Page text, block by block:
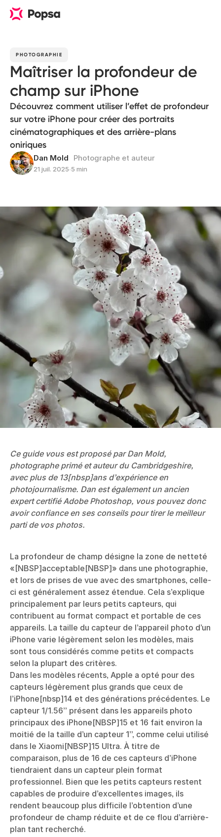
PHOTOGRAPHIE
Maîtriser la profondeur de
champ sur iPhone
Découvrez comment utiliser l’effet de profondeur
sur votre iPhone pour créer des portraits
cinématographiques et des arrière-plans
oniriques
Dan Mold Photographe et auteur
21 juil. 2025∙5 min
Ce guide vous est proposé par Dan Mold,
photographe primé et auteur du Cambridgeshire,
avec plus de 13[nbsp]ans d’expérience en
photojournalisme. Dan est également un ancien
expert certifié Adobe Photoshop, vous pouvez donc
avoir confiance en ses conseils pour tirer le meilleur
parti de vos photos.
La profondeur de champ désigne la zone de netteté
«[NBSP]acceptable[NBSP]» dans une photographie,
et lors de prises de vue avec des smartphones, celle-
ci est généralement assez étendue. Cela s’explique
principalement par leurs petits capteurs, qui
contribuent au format compact et portable de ces
appareils. La taille du capteur de l’appareil photo d’un
iPhone varie légèrement selon les modèles, mais
sont tous considérés comme petits et compacts
selon la plupart des critères.
Dans les modèles récents, Apple a opté pour des
capteurs légèrement plus grands que ceux de
l’iPhone[nbsp]14 et des générations précédentes. Le
capteur 1/1.56” présent dans les appareils photo
principaux des iPhone[NBSP]15 et 16 fait environ la
moitié de la taille d’un capteur 1”, comme celui utilisé
dans le Xiaomi[NBSP]15 Ultra. À titre de
comparaison, plus de 16 de ces capteurs d’iPhone
tiendraient dans un capteur plein format
professionnel. Bien que les petits capteurs restent
capables de produire d’excellentes images, ils
rendent beaucoup plus difficile l’obtention d’une
profondeur de champ réduite et de ce flou d’arrière-
plan tant recherché.